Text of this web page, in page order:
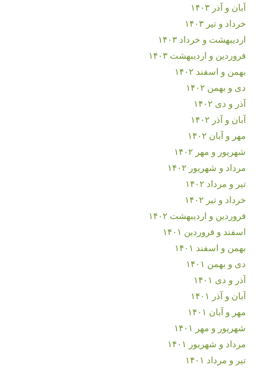
آبان و آذر ۱۴۰۳
خرداد و تیر ۱۴۰۳
اردیبهشت و خرداد ۱۴۰۳
فروردین و اردیبهشت ۱۴۰۳
بهمن و اسفند ۱۴۰۲
دی و بهمن ۱۴۰۲
آذر و دی ۱۴۰۲
آبان و آذر ۱۴۰۲
مهر و آبان ۱۴۰۲
شهریور و مهر ۱۴۰۲
مرداد و شهریور ۱۴۰۲
تیر و مرداد ۱۴۰۲
خرداد و تیر ۱۴۰۲
فروردین و اردیبهشت ۱۴۰۲
اسفند و فروردین ۱۴۰۱
بهمن و اسفند ۱۴۰۱
دی و بهمن ۱۴۰۱
آذر و دی ۱۴۰۱
آبان و آذر ۱۴۰۱
مهر و آبان ۱۴۰۱
شهریور و مهر ۱۴۰۱
مرداد و شهریور ۱۴۰۱
تیر و مرداد ۱۴۰۱